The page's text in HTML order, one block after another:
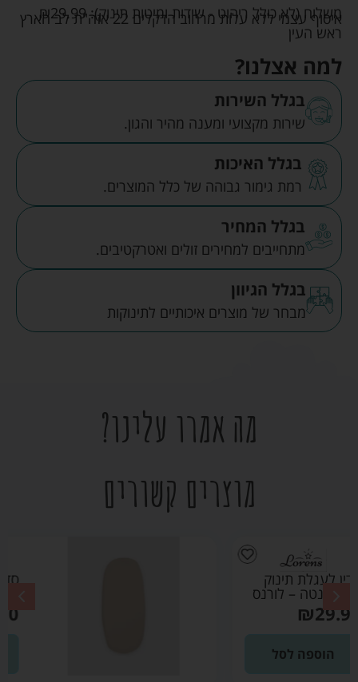
משלוח (לא כולל ריהוט - שידות ומיטות תינוק): ₪29.99
איסוף עצמי ללא עלות מרחוב הדקלים 22 אזה"ת לב הארץ
ראש העין
למה אצלנו?
בגלל השירות
שירות מקצועי ומענה מהיר והגון.
בגלל האיכות
רמת גימור גבוהה של כלל המוצרים.
בגלל המחיר
מתחייבים למחירים זולים ואטרקטיבים.
בגלל הגיוון
מבחר של מוצרים איכותיים לתינוקות
מה אמרו עלינו?
מוצרים קשורים